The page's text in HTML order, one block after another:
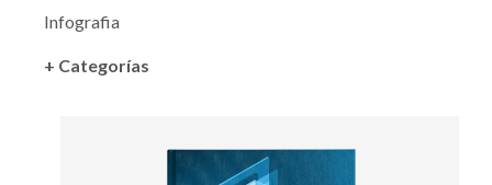
Infografia
+ Categorías